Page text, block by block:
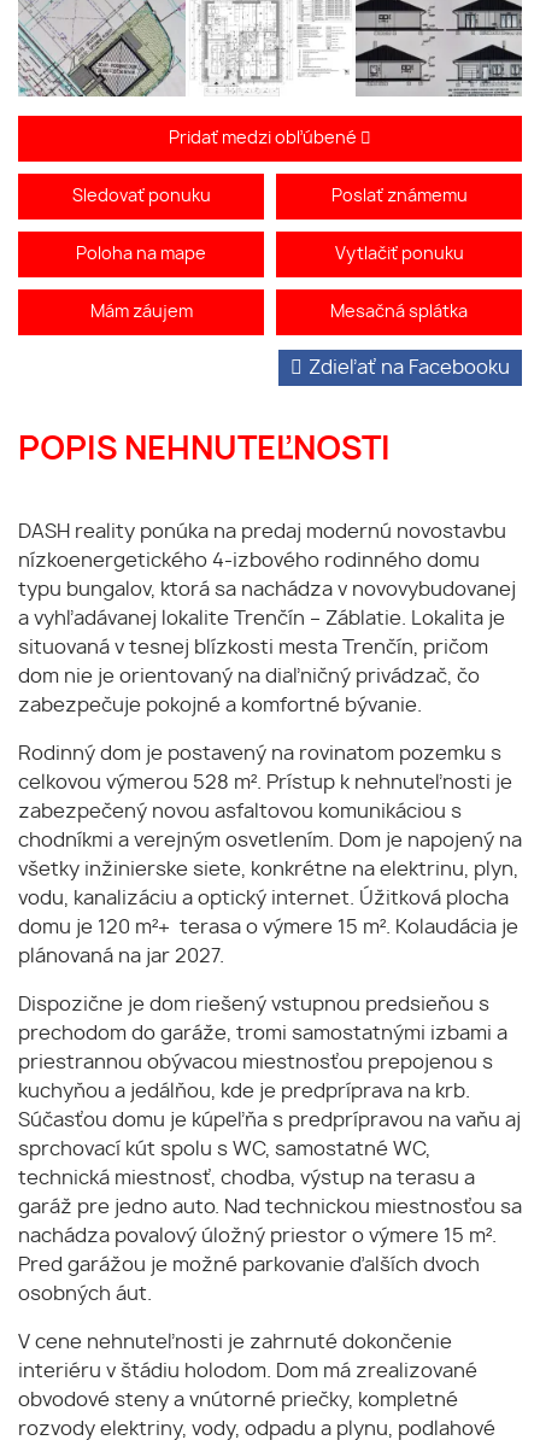
Pridať medzi obľúbené
Sledovať ponuku Poslať známemu
Poloha na mape Vytlačiť ponuku
Mám záujem Mesačná splátka
POPIS NEHNUTEĽNOSTI
Zdieľať na Facebooku
DASH reality ponúka na predaj modernú novostavbu
nízkoenergetického 4-izbového rodinného domu
typu bungalov, ktorá sa nachádza v novovybudovanej
a vyhľadávanej lokalite Trenčín – Záblatie. Lokalita je
situovaná v tesnej blízkosti mesta Trenčín, pričom
dom nie je orientovaný na diaľničný privádzač, čo
zabezpečuje pokojné a komfortné bývanie.
Rodinný dom je postavený na rovinatom pozemku s
celkovou výmerou 528 m². Prístup k nehnuteľnosti je
zabezpečený novou asfaltovou komunikáciou s
chodníkmi a verejným osvetlením. Dom je napojený na
všetky inžinierske siete, konkrétne na elektrinu, plyn,
vodu, kanalizáciu a optický internet. Úžitková plocha
domu je 120 m²+ terasa o výmere 15 m². Kolaudácia je
plánovaná na jar 2027.
Dispozične je dom riešený vstupnou predsieňou s
prechodom do garáže, tromi samostatnými izbami a
priestrannou obývacou miestnosťou prepojenou s
kuchyňou a jedálňou, kde je predpríprava na krb.
Súčasťou domu je kúpeľňa s predprípravou na vaňu aj
sprchovací kút spolu s WC, samostatné WC,
technická miestnosť, chodba, výstup na terasu a
garáž pre jedno auto. Nad technickou miestnosťou sa
nachádza povalový úložný priestor o výmere 15 m².
Pred garážou je možné parkovanie ďalších dvoch
osobných áut.
V cene nehnuteľnosti je zahrnuté dokončenie
interiéru v štádiu holodom. Dom má zrealizované
obvodové steny a vnútorné priečky, kompletné
rozvody elektriny, vody, odpadu a plynu, podlahové